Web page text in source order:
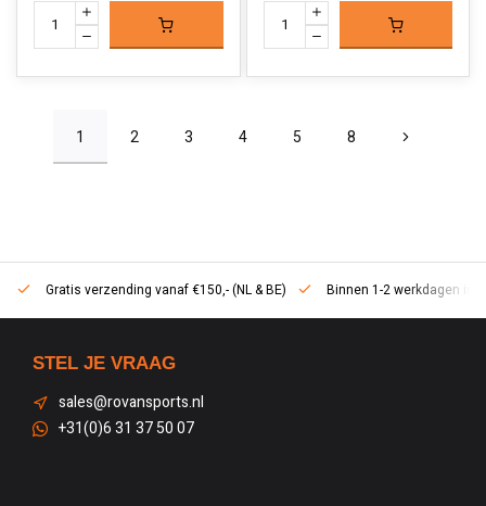
1 2 3 4 5 8
Gratis verzending vanaf €150,- (NL & BE) Binnen 1-2 werkdagen in
STEL JE VRAAG
sales@rovansports.nl
+31(0)6 31 37 50 07